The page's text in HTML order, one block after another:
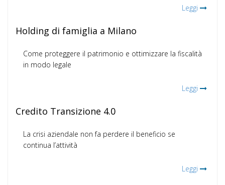
Leggi
Holding di famiglia a Milano
Come proteggere il patrimonio e ottimizzare la fiscalità
in modo legale
Leggi
Credito Transizione 4.0
La crisi aziendale non fa perdere il beneficio se
continua l’attività
Leggi